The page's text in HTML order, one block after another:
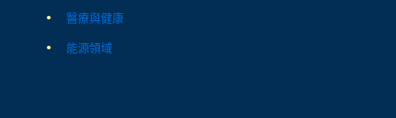
醫療與健康
能源領域